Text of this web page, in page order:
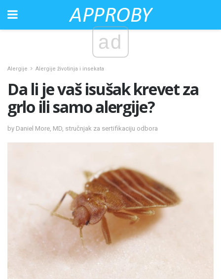
ad
Alergije Alergije životinja i insekata
Da li je vaš isušak krevet za
grlo ili samo alergije?
by Daniel More, MD, stručnjak za sertifikaciju odbora